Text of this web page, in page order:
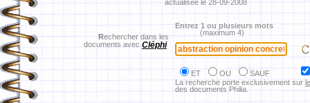
actualisée le 28-09-2008
Rechercher dans les
documents avec Cléphi
Entrez 1 ou plusieurs mots
(maximum 4)
ET OU
SAUF
La recherche porte exclusivement sur
des documents Philia.